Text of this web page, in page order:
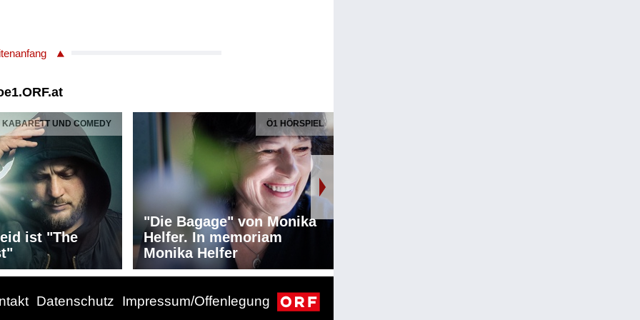
Ö1 HÖRSPIEL
von Monika
memoriam
Helfer
LIEBLINGSSTÜCKE
Musikalische
Lieblingsstücke
präsentiert von Simon
Löcker
Datenschutz Impressum/Offenlegung